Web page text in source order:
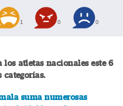
1 0 0
los atletas nacionales este 6
categorías.
suma numerosas